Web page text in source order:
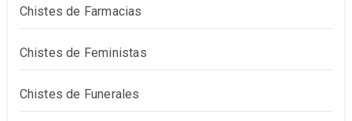
Chistes de Farmacias
Chistes de Feministas
Chistes de Funerales